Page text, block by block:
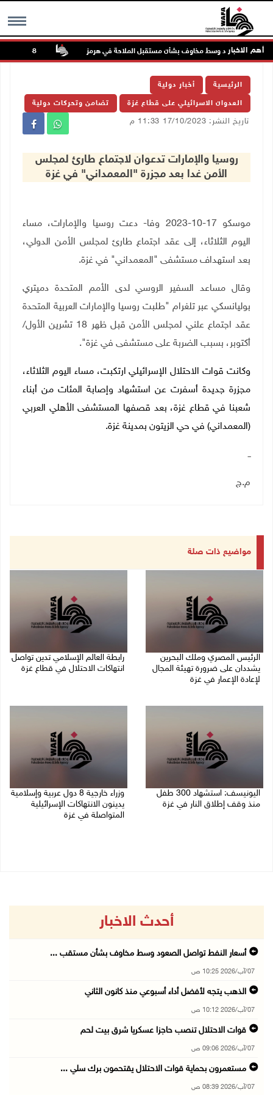
MENU أهم الاخبار
تواصل الصعود وسط مخاوف بشأن مستقبل الملاحة في هرمز 48 إصابة منذ بدء عدوان الاحتلال على مخيم قلنديا وكفر عقب شمال القدس
الرئيسية أخبار دولية
العدوان الاسرائيلي على قطاع غزة تضامن وتحركات دولية
تاريخ النشر: 17/10/2023 11:33 م
روسيا والإمارات تدعوان لاجتماع طارئ لمجلس
الأمن غدا بعد مجزرة "المعمداني" في غزة
موسكو 17-10-2023 وفا- دعت روسيا والإمارات، مساء
اليوم الثلاثاء، إلى عقد اجتماع طارئ لمجلس الأمن الدولي،
بعد استهداف مستشفى "المعمداني" في غزة.
وقال مساعد السفير الروسي لدى الأمم المتحدة دميتري
بوليانسكي عبر تلغرام "طلبت روسيا والإمارات العربية المتحدة
عقد اجتماع علني لمجلس الأمن قبل ظهر 18 تشرين الأول/
أكتوبر، بسبب الضربة على مستشفى في غزة".
وكانت قوات الاحتلال الإسرائيلي ارتكبت، مساء اليوم الثلاثاء،
مجزرة جديدة أسفرت عن استشهاد وإصابة المئات من أبناء
شعبنا في قطاع غزة، بعد قصفها المستشفى الأهلي العربي
(المعمداني) في حي الزيتون بمدينة غزة.
ــ
م.ج
مواضيع ذات صلة
الرئيس المصري وملك البحرين
يشددان على ضرورة تهيئة المجال
لإعادة الإعمار في غزة
رابطة العالم الإسلامي تدين تواصل
انتهاكات الاحتلال في قطاع غزة
اليونيسف: استشهاد 300 طفل
منذ وقف إطلاق النار في غزة
وزراء خارجية 8 دول عربية وإسلامية
يدينون الانتهاكات الإسرائيلية
المتواصلة في غزة
أحدث الاخبار
أسعار النفط تواصل الصعود وسط مخاوف بشأن مستقب ...
07/آب/2026 10:25 ص
الذهب يتجه لأفضل أداء أسبوعي منذ كانون الثاني
07/آب/2026 10:12 ص
قوات الاحتلال تنصب حاجزا عسكريا شرق بيت لحم
07/آب/2026 09:06 ص
مستعمرون بحماية قوات الاحتلال يقتحمون برك سلي ...
07/آب/2026 08:39 ص